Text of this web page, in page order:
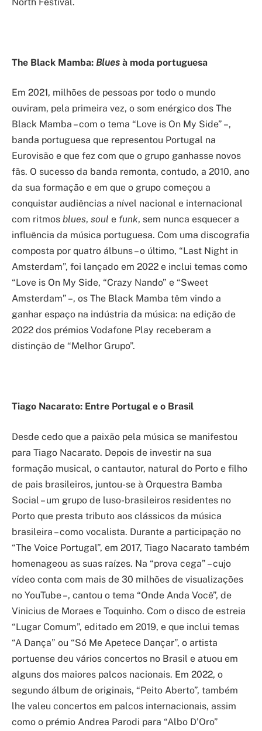
The Black Mamba: Blues à moda portuguesa
Em 2021, milhões de pessoas por todo o mundo
ouviram, pela primeira vez, o som enérgico dos The
Black Mamba – com o tema “Love is On My Side” –,
banda portuguesa que representou Portugal na
Eurovisão e que fez com que o grupo ganhasse novos
fãs. O sucesso da banda remonta, contudo, a 2010, ano
da sua formação e em que o grupo começou a
conquistar audiências a nível nacional e internacional
com ritmos blues, soul e funk, sem nunca esquecer a
influência da música portuguesa. Com uma discografia
composta por quatro álbuns – o último, “Last Night in
Amsterdam”, foi lançado em 2022 e inclui temas como
“Love is On My Side, “Crazy Nando” e “Sweet
Amsterdam” –, os The Black Mamba têm vindo a
ganhar espaço na indústria da música: na edição de
2022 dos prémios Vodafone Play receberam a
distinção de “Melhor Grupo”.
Tiago Nacarato: Entre Portugal e o Brasil
Desde cedo que a paixão pela música se manifestou
para Tiago Nacarato. Depois de investir na sua
formação musical, o cantautor, natural do Porto e filho
de pais brasileiros, juntou-se à Orquestra Bamba
Social – um grupo de luso-brasileiros residentes no
Porto que presta tributo aos clássicos da música
brasileira – como vocalista. Durante a participação no
“The Voice Portugal”, em 2017, Tiago Nacarato também
homenageou as suas raízes. Na “prova cega” – cujo
vídeo conta com mais de 30 milhões de visualizações
no YouTube –, cantou o tema “Onde Anda Você”, de
Vinicius de Moraes e Toquinho. Com o disco de estreia
“Lugar Comum”, editado em 2019, e que inclui temas
“A Dança” ou “Só Me Apetece Dançar”, o artista
portuense deu vários concertos no Brasil e atuou em
alguns dos maiores palcos nacionais. Em 2022, o
segundo álbum de originais, “Peito Aberto”, também
lhe valeu concertos em palcos internacionais, assim
como o prémio Andrea Parodi para “Albo D’Oro”